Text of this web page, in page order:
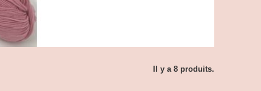
Il y a 8 produits.